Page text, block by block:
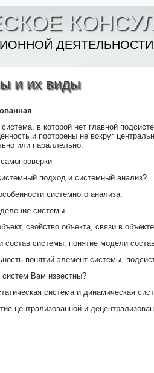
ДЕЯТЕЛЬНОСТИ
и их виды
система, в которой нет главной
и построены не вокруг
или параллельно.
подход и системный анализ?
системного анализа.
системы.
свойство объекта, связи в
состав системы, понятие модели
понятий элемент системы,
систем Вам известны?
система и динамическая
централизованной и